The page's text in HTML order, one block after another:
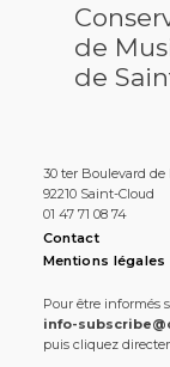
de
de
30 ter Boulevard
92210 Saint-Cloud
01 47 71 08 74
Contact
Mentions légales
Pour être informés
info-
puis cliquez